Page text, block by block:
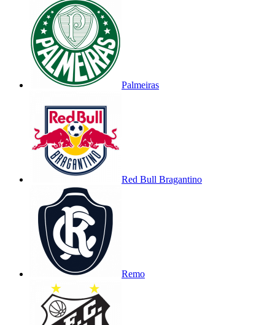
Palmeiras
Red Bull Bragantino
Remo